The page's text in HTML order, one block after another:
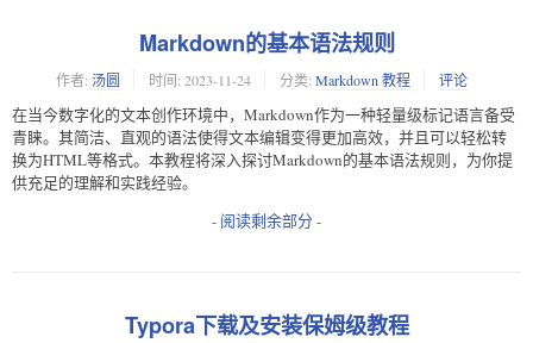
Markdown的基本语法规则
作者: 汤圆 时间: 2023-11-24 分类: Markdown 教程 评论
在当今数字化的文本创作环境中，Markdown作为一种轻量级标记语言备受
青睐。其简洁、直观的语法使得文本编辑变得更加高效，并且可以轻松转
换为HTML等格式。本教程将深入探讨Markdown的基本语法规则，为你提
供充足的理解和实践经验。
- 阅读剩余部分 -
Typora下载及安装保姆级教程